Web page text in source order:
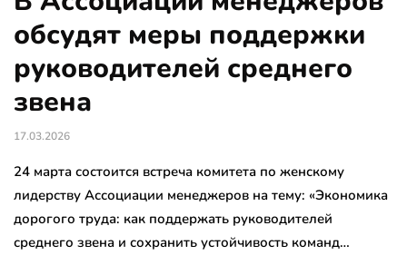
обсудят меры поддержки
руководителей среднего
звена
17.03.2026
24 марта состоится встреча комитета по женскому
лидерству Ассоциации менеджеров на тему: «Экономика
дорогого труда: как поддержать руководителей
среднего звена и сохранить устойчивость команд…